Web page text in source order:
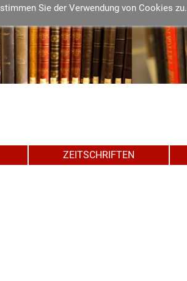
Sie der Verwendung von Cookies zu.
ZEITSCHRIFTEN